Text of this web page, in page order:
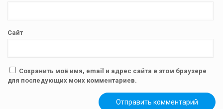
Сайт
Сохранить моё имя, email и адрес сайта в этом браузере
для последующих моих комментариев.